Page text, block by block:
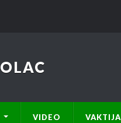
VIDEO VAKTIJA